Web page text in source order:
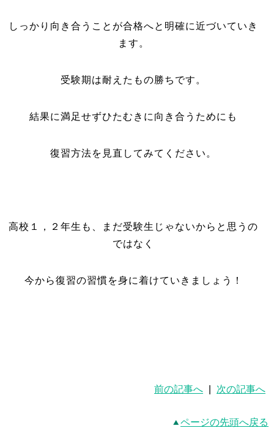
しっかり向き合うことが合格へと明確に近づいていき
ます。
受験期は耐えたもの勝ちです。
結果に満足せずひたむきに向き合うためにも
復習方法を見直してみてください。
高校１，２年生も、まだ受験生じゃないからと思うの
ではなく
今から復習の習慣を身に着けていきましょう！
前の記事へ 次の記事へ
ページの先頭へ戻る